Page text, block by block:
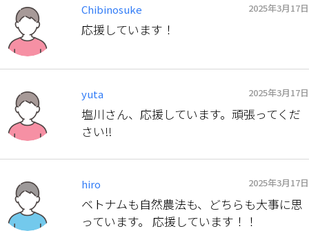
Chibinosuke 2025年3月17日
応援しています！
yuta 2025年3月17日
塩川さん、応援しています。頑張ってくだ
さい‼
hiro 2025年3月17日
ベトナムも自然農法も、どちらも大事に思
っています。 応援しています！！